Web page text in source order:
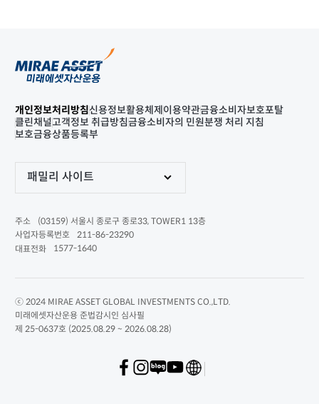
개인정보처리방침신용정보활용체제 이용약관금융소비자보호포탈
클린채널고객정보 취급방침금융소비자의 민원분쟁 처리 지침
보호금융상품등록부
패밀리 사이트
주소
(03159) 서울시 종로구 종로33, TOWER1 13층
사업자등록번호
211-86-23290
대표전화
1577-1640
ⓒ 2024 MIRAE ASSET GLOBAL INVESTMENTS CO.,LTD.
미래에셋자산운용 준법감시인 심사필
제 25-0637호 (2025.08.29 ~ 2026.08.28)